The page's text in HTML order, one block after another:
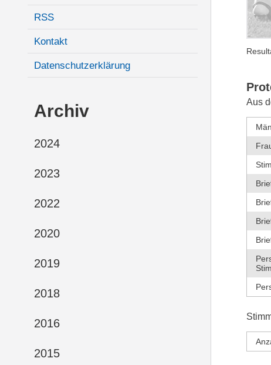
RSS
Kontakt
Datenschutzerklärung
Archiv
2024
2023
2022
2020
2019
2018
2016
2015
Aus